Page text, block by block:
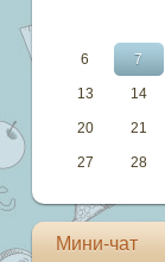
6 7
13 14
20 21
27 28
Мини-чат